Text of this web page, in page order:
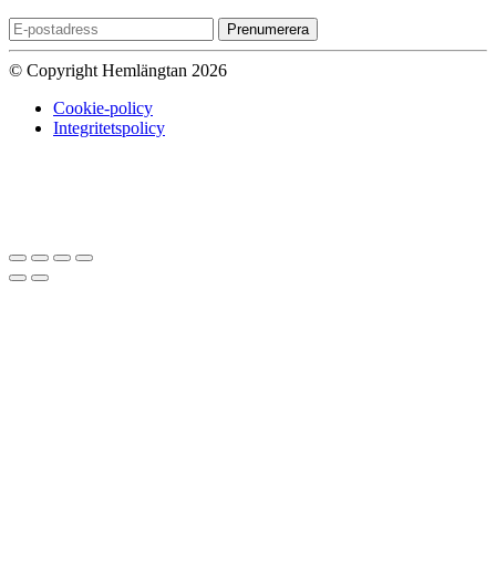
Prenumerera
© Copyright Hemlängtan 2026
Cookie-policy
Integritetspolicy